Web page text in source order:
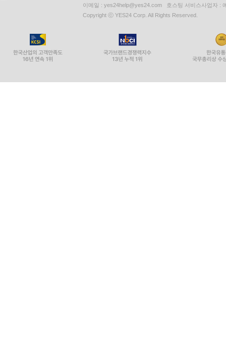
이메일 : yes24help@yes24.com 호스팅 서비스사업자 :
Copyright ⓒ YES24 Corp. All Rights Reserved.